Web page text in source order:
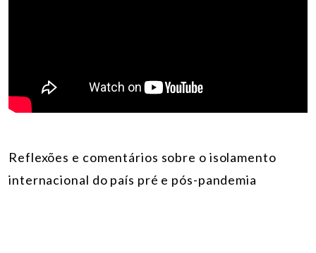
Reflexões e comentários sobre o isolamento
internacional do país pré e pós-pandemia